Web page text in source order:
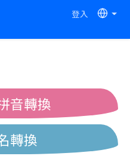
登入
音轉換
轉換